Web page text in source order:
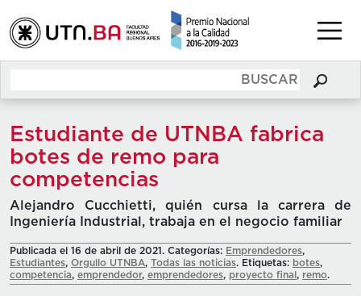
Estudiante de UTNBA fabrica
botes de remo para
competencias
Alejandro Cucchietti, quién cursa la carrera de
Ingeniería Industrial, trabaja en el negocio familiar
Publicada el 16 de abril de 2021. Categorías: Emprendedores,
Estudiantes, Orgullo UTNBA, Todas las noticias. Etiquetas: botes,
competencia, emprendedor, emprendedores, proyecto final , remo.